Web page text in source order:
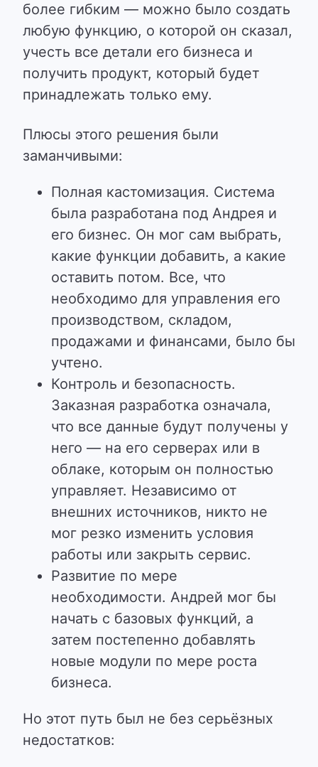
более гибким — можно было создать
любую функцию, о которой он сказал,
учесть все детали его бизнеса и
получить продукт, который будет
принадлежать только ему.
Плюсы этого решения были
заманчивыми:
Полная кастомизация. Система
была разработана под Андрея и
его бизнес. Он мог сам выбрать,
какие функции добавить, а какие
оставить потом. Все, что
необходимо для управления его
производством, складом,
продажами и финансами, было бы
учтено.
Контроль и безопасность.
Заказная разработка означала,
что все данные будут получены у
него — на его серверах или в
облаке, которым он полностью
управляет. Независимо от
внешних источников, никто не
мог резко изменить условия
работы или закрыть сервис.
Развитие по мере
необходимости. Андрей мог бы
начать с базовых функций, а
затем постепенно добавлять
новые модули по мере роста
бизнеса.
Но этот путь был не без серьёзных
недостатков: